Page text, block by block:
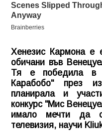
Хенезис Кармона е
обичани във
Тя е победила в
Карабобо" през
планирала и
конкурс "Мис
имало мечти да
телевизия, научи